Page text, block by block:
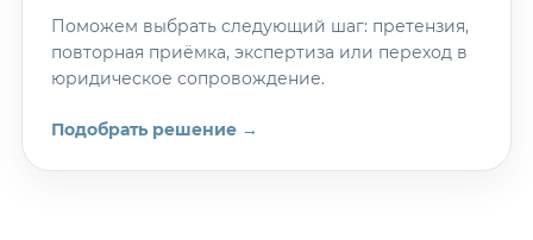
Поможем выбрать следующий шаг: претензия,
повторная приёмка, экспертиза или переход в
юридическое сопровождение.
Подобрать решение →